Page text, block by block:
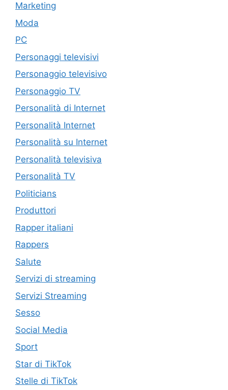
Marketing
Moda
PC
Personaggi televisivi
Personaggio televisivo
Personaggio TV
Personalità di Internet
Personalità Internet
Personalità su Internet
Personalità televisiva
Personalità TV
Politicians
Produttori
Rapper italiani
Rappers
Salute
Servizi di streaming
Servizi Streaming
Sesso
Social Media
Sport
Star di TikTok
Stelle di TikTok